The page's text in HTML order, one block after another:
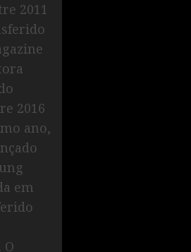
2011
2016
ano,
em
O